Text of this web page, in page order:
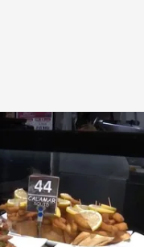
para